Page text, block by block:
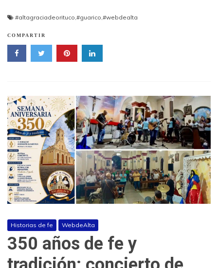
#altagraciadeorituco #guarico #webdealta
COMPARTIR
Historias de fe WebdeAlta
350 años de fe y